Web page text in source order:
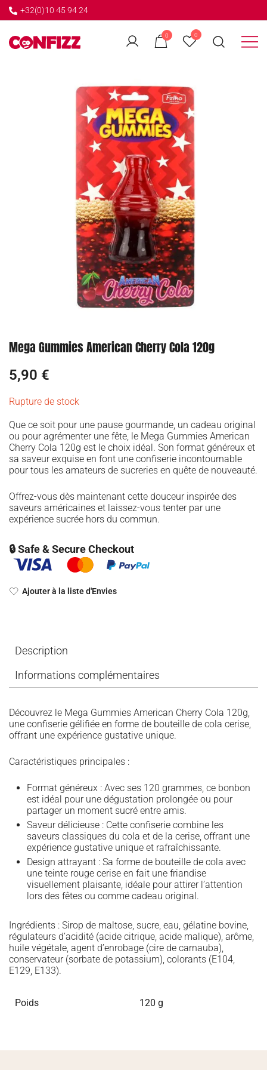
+32(0)10 45 94 24
0 0
← GO BACK
Mega Gummies American Cherry Cola 120g
5,90 €
Rupture de stock
Que ce soit pour une pause gourmande, un cadeau original
ou pour agrémenter une fête, le Mega Gummies American
Cherry Cola 120g est le choix idéal. Son format généreux et
sa saveur exquise en font une confiserie incontournable
pour tous les amateurs de sucreries en quête de nouveauté.
Offrez-vous dès maintenant cette douceur inspirée des
saveurs américaines et laissez-vous tenter par une
expérience sucrée hors du commun.
🔒 Safe & Secure Checkout
Ajouter à la liste d'Envies
Description
Informations complémentaires
Découvrez le Mega Gummies American Cherry Cola 120g,
une confiserie gélifiée en forme de bouteille de cola cerise,
offrant une expérience gustative unique.
Caractéristiques principales :
Format généreux : Avec ses 120 grammes, ce bonbon
est idéal pour une dégustation prolongée ou pour
partager un moment sucré entre amis.
Saveur délicieuse : Cette confiserie combine les
saveurs classiques du cola et de la cerise, offrant une
expérience gustative unique et rafraîchissante.
Design attrayant : Sa forme de bouteille de cola avec
une teinte rouge cerise en fait une friandise
visuellement plaisante, idéale pour attirer l’attention
lors des fêtes ou comme cadeau original.
Ingrédients : Sirop de maltose, sucre, eau, gélatine bovine,
régulateurs d’acidité (acide citrique, acide malique), arôme,
huile végétale, agent d’enrobage (cire de carnauba),
conservateur (sorbate de potassium), colorants (E104,
E129, E133).
Poids 120 g